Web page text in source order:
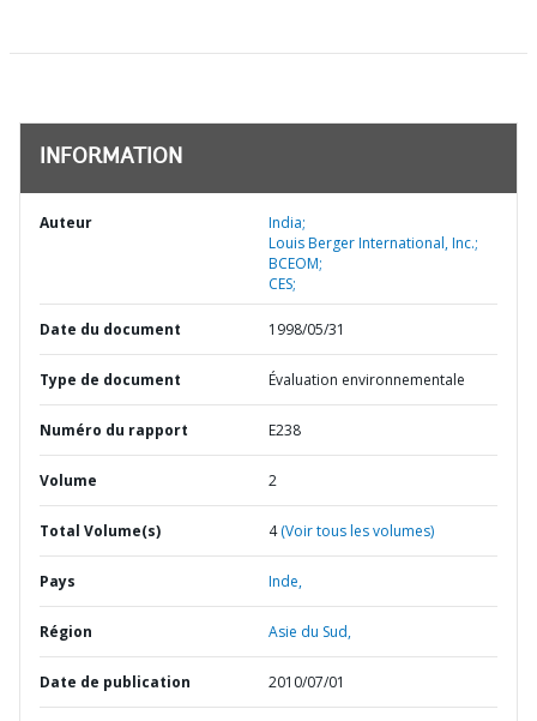
INFORMATION
Auteur
India;
Louis Berger International, Inc.;
BCEOM;
CES;
Date du document 1998/05/31
Type de document Évaluation environnementale
Numéro du rapport E238
Volume 2
Total Volume(s) 4(Voir tous les volumes)
Pays Inde,
Région Asie du Sud,
Date de publication 2010/07/01